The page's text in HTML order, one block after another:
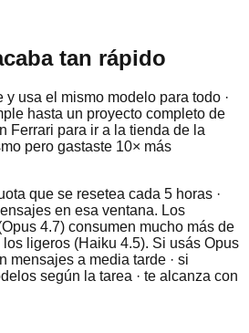
tan rápido
y usa el mismo modelo para todo ·
hasta un proyecto completo de
Ferrari para ir a la tienda de la
pero gastaste 10× más
que se resetea cada 5 horas ·
en esa ventana. Los
4.7) consumen mucho más de
ligeros (Haiku 4.5). Si usás Opus
mensajes a media tarde · si
según la tarea · te alcanza con